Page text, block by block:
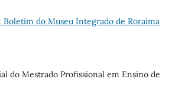
Boletim do Museu Integrado de Roraima
do Mestrado Profissional em Ensino de